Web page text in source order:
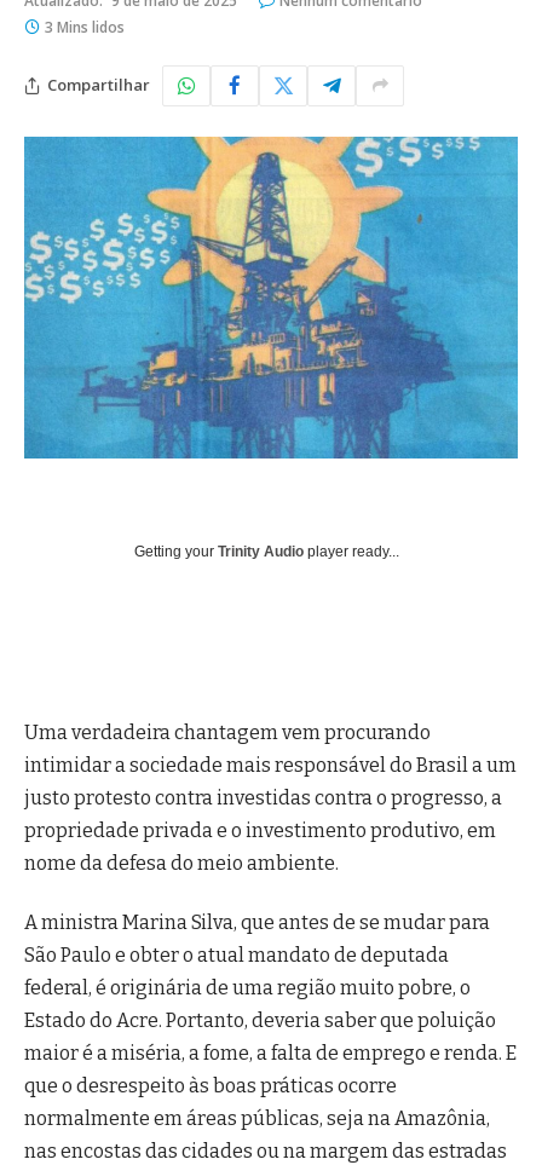
3 Mins lidos
Compartilhar
Getting your Trinity Audio player ready...
Uma verdadeira chantagem vem procurando
intimidar a sociedade mais responsável do Brasil a um
justo protesto contra investidas contra o progresso, a
propriedade privada e o investimento produtivo, em
nome da defesa do meio ambiente.
A ministra Marina Silva, que antes de se mudar para
São Paulo e obter o atual mandato de deputada
federal, é originária de uma região muito pobre, o
Estado do Acre. Portanto, deveria saber que poluição
maior é a miséria, a fome, a falta de emprego e renda. E
que o desrespeito às boas práticas ocorre
normalmente em áreas públicas, seja na Amazônia,
nas encostas das cidades ou na margem das estradas